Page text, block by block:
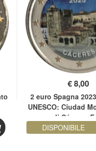
€8,00
2 euro Spagna
UNESCO: Ciudad
di Cáceres
DISPONIBILE